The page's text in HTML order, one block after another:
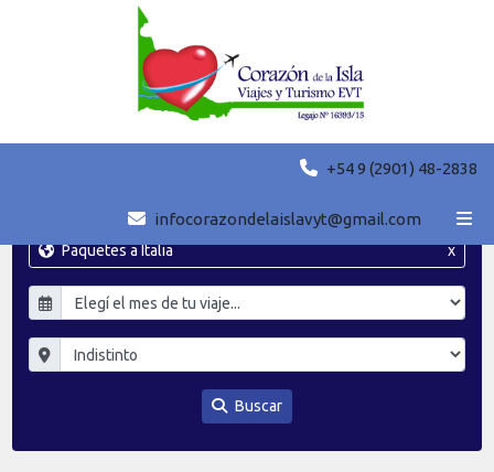
+54 9 (2901) 48-2838
infocorazondelaislavyt@gmail.com
Paquetes a Italia x
Buscar